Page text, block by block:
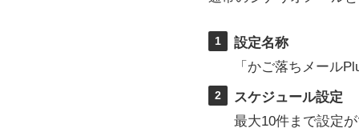
1
設定名称
「かご落ちメール
2
スケジュール設定
最大10件まで設定